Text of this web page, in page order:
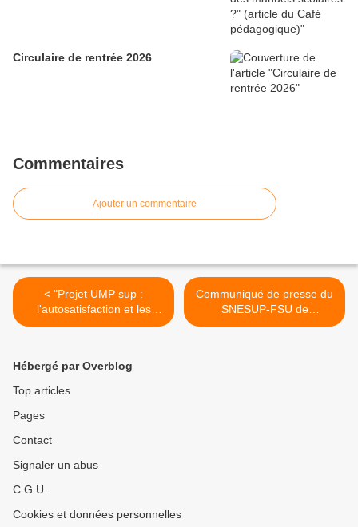
Circulaire de rentrée 2026
Commentaires
Ajouter un commentaire
< "Projet UMP sup :
l'autosatisfaction et les
incantations enrobent des
SGEN-CFDT 10 novembre
Communiqué de presse du
SNESUP-FSU de
l’Université de Strasbourg
Hébergé par Overblog
Top articles
Pages
Contact
Signaler un abus
C.G.U.
Cookies et données personnelles